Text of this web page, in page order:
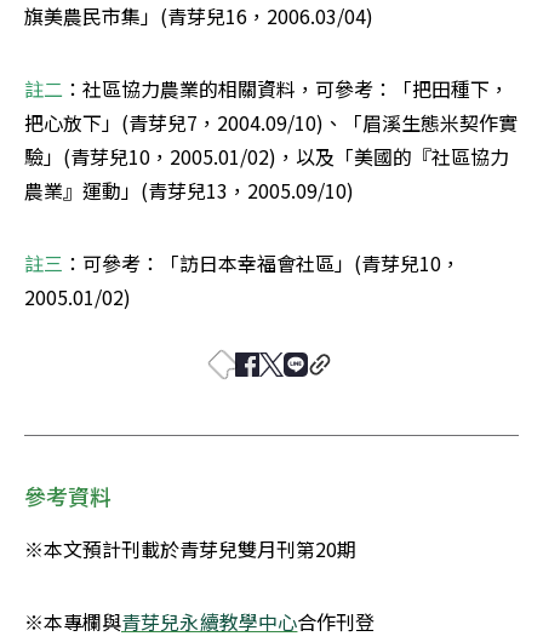
旗美農民市集」(青芽兒16，2006.03/04)
註二 ：社區協力農業的相關資料，可參考：「把田種下，
把心放下」(青芽兒7，2004.09/10)、「眉溪生態米契作實
驗」(青芽兒10，2005.01/02)，以及「美國的『社區協力
農業』運動」(青芽兒13，2005.09/10)
註三 ：可參考：「訪日本幸福會社區」(青芽兒10，
2005.01/02)
參考資料
※本文預計刊載於青芽兒雙月刊第20期
※本專欄與青芽兒永續教學中心合作刊登